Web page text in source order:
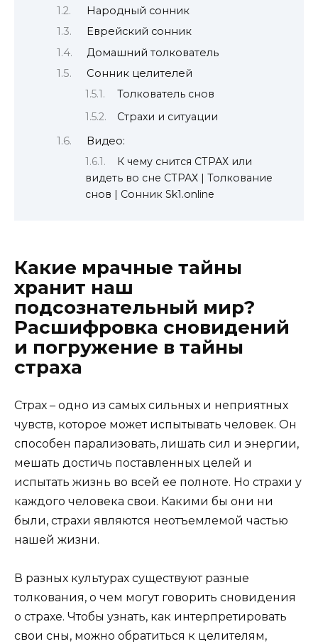
Народный сонник
Еврейский сонник
Домашний толкователь
Сонник целителей
Толкователь снов
Страхи и ситуации
Видео:
К чему снится СТРАХ или
видеть во сне СТРАХ | Толкование
снов | Сонник Sk1.online
Какие мрачные тайны
хранит наш
подсознательный мир?
Расшифровка сновидений
и погружение в тайны
страха
Страх – одно из самых сильных и неприятных
чувств, которое может испытывать человек. Он
способен парализовать, лишать сил и энергии,
мешать достичь поставленных целей и
испытать жизнь во всей ее полноте. Но страхи у
каждого человека свои. Какими бы они ни
были, страхи являются неотъемлемой частью
нашей жизни.
В разных культурах существуют разные
толкования, о чем могут говорить сновидения
о страхе. Чтобы узнать, как интерпретировать
свои сны, можно обратиться к целителям,